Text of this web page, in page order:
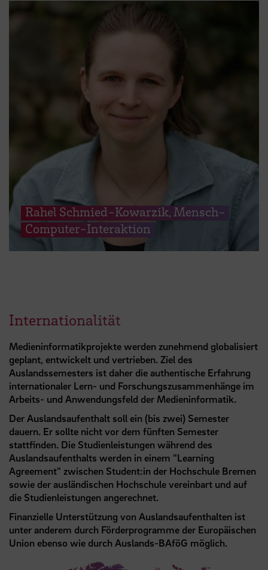
Rahel Schmied-Kowarzik, Mensch-
Computer-Interaktion
Internationalität
Medieninformatikprojekte werden zunehmend globalisiert
geplant, entwickelt und vertrieben. Ziel des
Auslandssemesters ist daher die authentische Erfahrung
internationaler Lern- und Forschungszusammenhänge im
Arbeits- und Anwendungsfeld der Medieninformatik.
Der Auslandsaufenthalt soll ein (bis zwei) Semester
dauern. Er sollte nicht vor dem fünften Semester
stattfinden. Die Studienleistungen während des
Auslandsaufenthalts werden in einem "Learning
Agreement" zwischen Student:in der Hochschule Bremen
sowie der ausländischen Hochschule vereinbart und auf
die Studienleistungen angerechnet.
Finanzielle Unterstützung von Auslandsaufenthalten ist
unter anderem durch Förderprogramme der Europäischen
Union ebenso wie durch Auslands-BAföG möglich.